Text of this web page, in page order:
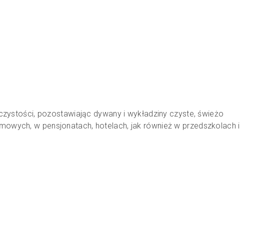
pozostawiając dywany i wykładziny czyste, świeżo
w pensjonatach, hotelach, jak również w przedszkolach i